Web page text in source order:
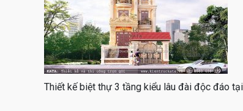
Thiết kế biệt thự 3 tầng kiểu lâu đài độc đáo